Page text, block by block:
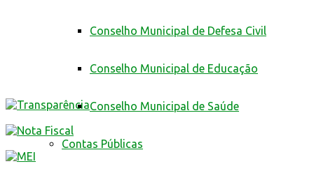
Conselho Municipal de Defesa Civil
Conselho Municipal de Educação
Conselho Municipal de Saúde
Contas Públicas